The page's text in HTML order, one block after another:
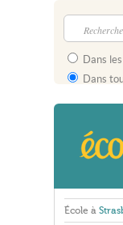
Dans
Dans
École à